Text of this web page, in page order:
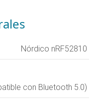
Nórdico nRF52810
con Bluetooth 5.0)